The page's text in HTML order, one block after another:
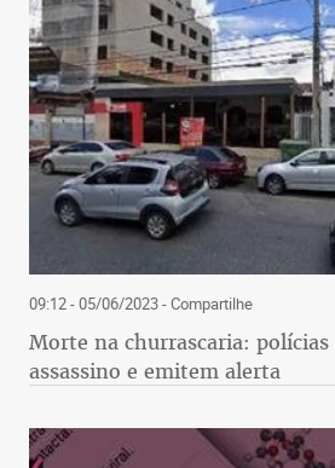
09:12 - 05/06/2023- Compartilhe
Morte na churrascaria:
assassino e emitem alerta